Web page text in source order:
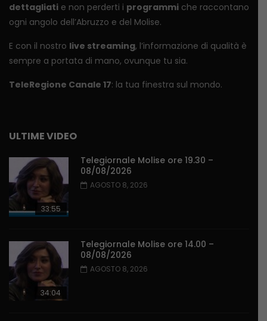
dettagliati e non perderti i programmi che raccontano
ogni angolo dell’Abruzzo e del Molise.
E con il nostro live streaming, l’informazione di qualità è
sempre a portata di mano, ovunque tu sia.
TeleRegione Canale 17: la tua finestra sul mondo.
ULTIME VIDEO
33:55
Telegiornale Molise ore 19.30 –
08/08/2026
AGOSTO 8, 2026
34:04
Telegiornale Molise ore 14.00 –
08/08/2026
AGOSTO 8, 2026